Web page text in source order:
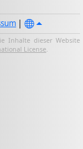
|
Inhalte dieser Website
License.